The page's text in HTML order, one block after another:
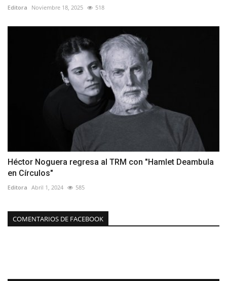
Editora Noviembre 18, 2025 518
Héctor Noguera regresa al TRM con "Hamlet Deambula
en Círculos"
Editora Abril 1, 2024 585
COMENTARIOS DE FACEBOOK